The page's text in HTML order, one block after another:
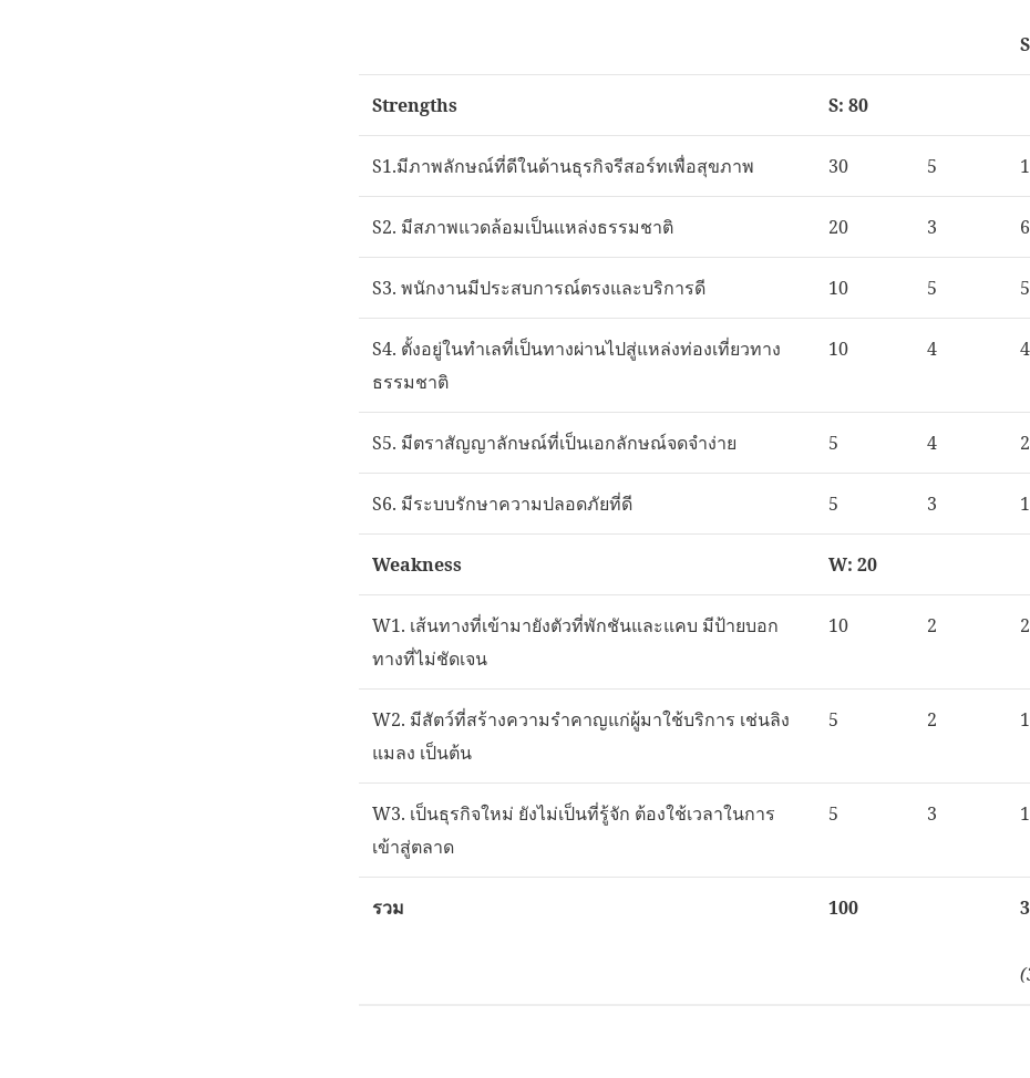
Strengths S: 80
S1.มีภาพลักษณ์ที่ดีในด้านธุรกิจรีสอร์ทเพื่อสุขภาพ 30 5
S2. มีสภาพแวดล้อมเป็นแหล่งธรรมชาติ 20 3
S3. พนักงานมีประสบการณ์ตรงและบริการดี 10 5
S4. ตั้งอยู่ในทำเลที่เป็นทางผ่านไปสู่แหล่งท่องเที่ยวทาง
ธรรมชาติ
10 4
S5. มีตราสัญญาลักษณ์ที่เป็นเอกลักษณ์จดจำง่าย 5 4
S6. มีระบบรักษาความปลอดภัยที่ดี 5 3
Weakness W: 20
W1. เส้นทางที่เข้ามายังตัวที่พักชันและแคบ มีป้ายบอก
ทางที่ไม่ชัดเจน
10 2
W2. มีสัตว์ที่สร้างความรำคาญแก่ผู้มาใช้บริการ เช่นลิง
แมลง เป็นต้น
5 2
W3. เป็นธุรกิจใหม่ ยังไม่เป็นที่รู้จัก ต้องใช้เวลาในการ
เข้าสู่ตลาด
5 3
รวม 100